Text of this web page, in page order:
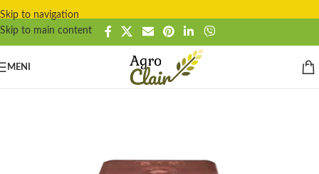
Skip to navigation
Skip to main content
MENI